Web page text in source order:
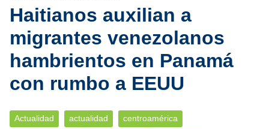
Haitianos auxilian a
migrantes venezolanos
hambrientos en Panamá
con rumbo a EEUU
Actualidad actualidad centroamérica